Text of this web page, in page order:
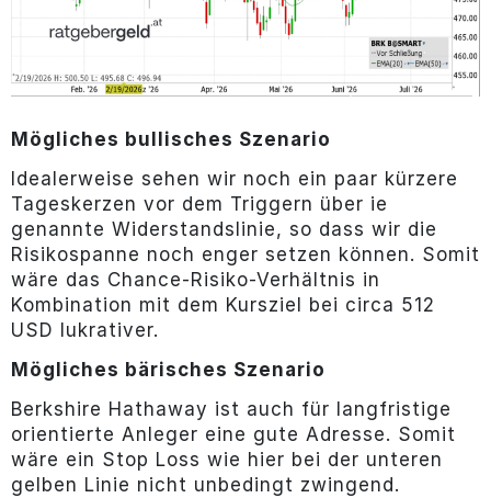
Mögliches bullisches Szenario
Idealerweise sehen wir noch ein paar kürzere
Tageskerzen vor dem Triggern über ie
genannte Widerstandslinie, so dass wir die
Risikospanne noch enger setzen können. Somit
wäre das Chance-Risiko-Verhältnis in
Kombination mit dem Kursziel bei circa 512
USD lukrativer.
Mögliches bärisches Szenario
Berkshire Hathaway ist auch für langfristige
orientierte Anleger eine gute Adresse. Somit
wäre ein Stop Loss wie hier bei der unteren
gelben Linie nicht unbedingt zwingend.